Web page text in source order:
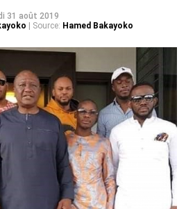
31 août 2019
| Source: Hamed Bakayoko